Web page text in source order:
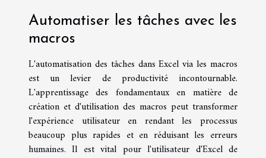
Automatiser les tâches avec les
macros
L'automatisation des tâches dans Excel via les macros
est un levier de productivité incontournable.
L'apprentissage des fondamentaux en matière de
création et d'utilisation des macros peut transformer
l'expérience utilisateur en rendant les processus
beaucoup plus rapides et en réduisant les erreurs
humaines. Il est vital pour l'utilisateur d'Excel de